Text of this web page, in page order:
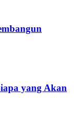
yang Akan